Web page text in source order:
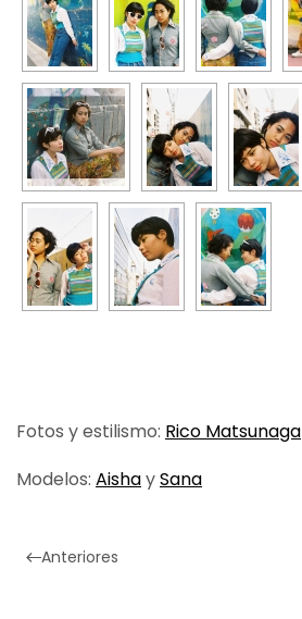
Fotos y estilismo: Rico Matsunaga
Modelos: AishaySana
Anteriores